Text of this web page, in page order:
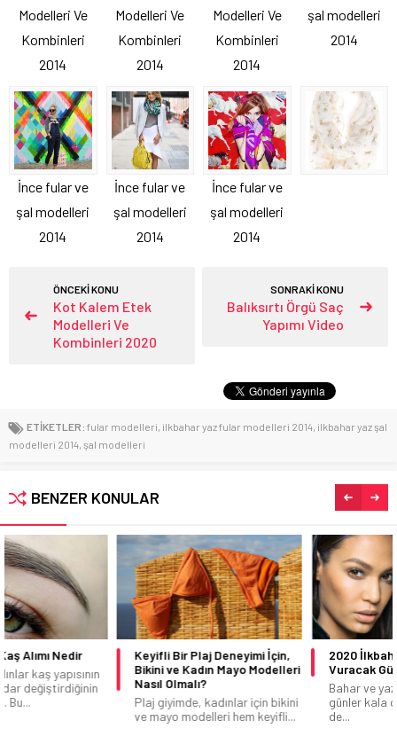
Modelleri Ve
Kombinleri
2014
Modelleri Ve
Kombinleri
2014
Modelleri Ve
Kombinleri
2014
şal modelleri
2014
İnce fular ve
şal modelleri
2014
İnce fular ve
şal modelleri
2014
İnce fular ve
şal modelleri
2014
ÖNCEKİ KONU
Kot Kalem Etek
Modelleri Ve
Kombinleri 2020
SONRAKİ KONU
Balıksırtı Örgü Saç
Yapımı Video
ETİKETLER: fular modelleri, ilkbahar yaz fular modelleri 2014, ilkbahar yaz şal
modelleri 2014, şal modelleri
BENZER KONULAR
Keyifli Bir Plaj Deneyimi İçin,
Bikini ve Kadın Mayo Modelleri
Nasıl Olmalı?
Plaj giyimde, kadınlar için bikini
ve mayo modelleri hem keyifli...
2020 İlkbahar-Yaza Damga
Vuracak Güzellik Trendleri
Bahar ve yazın gelmesine sayılı
günler kala güzellik trendleri
de...